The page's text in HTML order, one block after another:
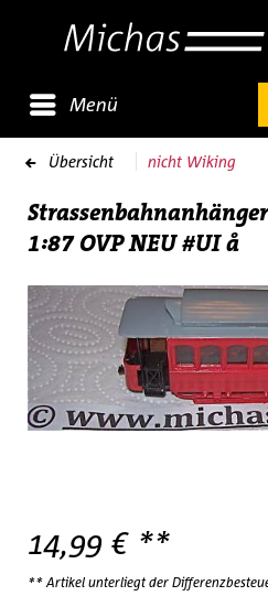
Menü
Übersicht nicht Wiking
1:87 OVP NEU #UI å
14,99 € **
** Artikel unterliegt der